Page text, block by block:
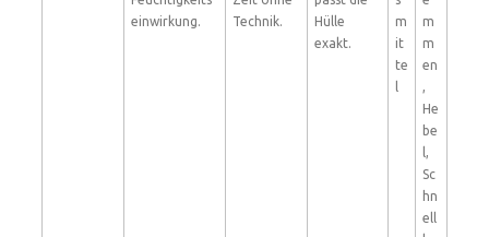
einwirkung.
Technik.
Hülle
exakt.
m
it
te
l
m
m
en
,
He
be
l,
Sc
hn
ell